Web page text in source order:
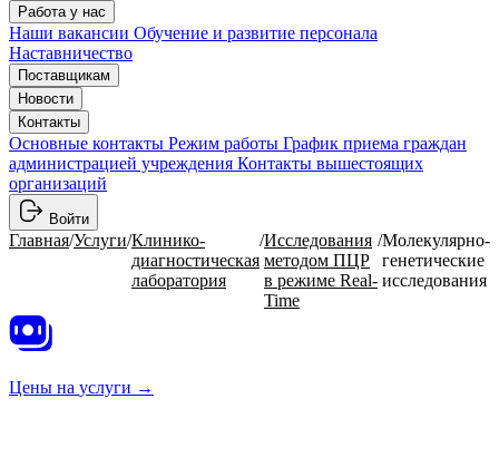
Работа у нас
Наши вакансии Обучение и развитие персонала
Наставничество
Поставщикам
Новости
Контакты
Основные контакты Режим работы График приема граждан
администрацией учреждения Контакты вышестоящих
организаций
Войти
Главная/Услуги/Клинико-
диагностическая
лаборатория
/Исследования
методом ПЦР
в режиме Real-
Time
/Молекулярно-
генетические
исследования
Цены на услуги →